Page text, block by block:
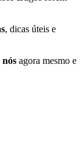
, dicas úteis e
nós agora mesmo e